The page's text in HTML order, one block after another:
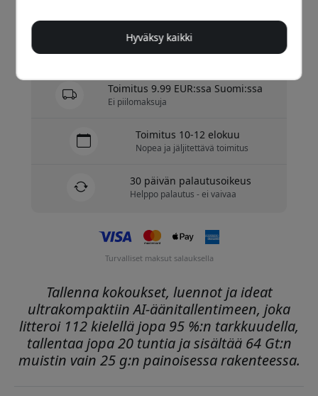
Varastossa - valmiina lähetettäväksi
Toimitus 9.99 EUR:ssa Suomi:ssa
Ei piilomaksuja
Toimitus 10-12 elokuu
Nopea ja jäljitettävä toimitus
30 päivän palautusoikeus
Helppo palautus - ei vaivaa
Turvalliset maksut salauksella
Tallenna kokoukset, luennot ja ideat
ultrakompaktiin AI-äänitallentimeen, joka
litteroi 112 kielellä jopa 95 %:n tarkkuudella,
tallentaa jopa 20 tuntia ja sisältää 64 Gt:n
muistin vain 25 g:n painoisessa rakenteessa.
Hyväksy kaikki